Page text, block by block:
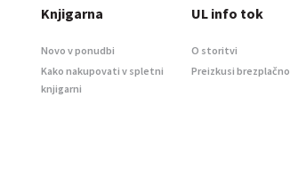
Knjigarna
Novo v ponudbi
Kako nakupovati v spletni
knjigarni
UL info tok
O storitvi
Preizkusi brezplačno